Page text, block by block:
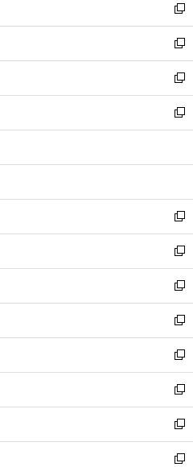
く
で
開
く
ド
ウ
で
開
く
ィ
ン
ド
ウ
で
開
く
い
ウ
ィ
ン
ド
ウ
で
開
新
し
い
ウ
ィ
ン
ド
ウ
開
新
し
い
ウ
ィ
ン
ウ
開
く
新
し
い
ウ
ン
ウ
で
開
く
新
し
ウ
ン
ド
ウ
で
開
く
新
し
い
ウ
ィ
ン
ド
ウ
で
開
く
新
し
い
ウ
ィ
ン
ド
ウ
で
開
く
新
し
い
ウ
ィ
ン
ド
ウ
で
開
く
新
し
い
ウ
ィ
ン
ド
ウ
で
新
し
い
ウ
ィ
ン
ド
新
し
い
ウ
ィ
新
し
い
新